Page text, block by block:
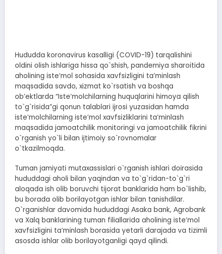
Hududda koronavirus kasalligi (COVID-19) tarqalishini
oldini olish ishlariga hissa qo`shish, pandemiya sharoitida
aholining iste’mol sohasida xavfsizligini ta’minlash
maqsadida savdo, xizmat ko`rsatish va boshqa
ob’ektlarda “Iste’molchilarning huquqlarini himoya qilish
to`g`risida”gi qonun talablari ijrosi yuzasidan hamda
iste’molchilarning iste’mol xavfsizliklarini ta’minlash
maqsadida jamoatchilik monitoringi va jamoatchilik fikrini
o`rganish yo`li bilan ijtimoiy so`rovnomalar
o`tkazilmoqda.
Tuman jamiyati mutaxassislari o`rganish ishlari doirasida
hududdagi aholi bilan yaqindan va to`g`ridan-to`g`ri
aloqada ish olib boruvchi tijorat banklarida ham bo`lishib,
bu borada olib borilayotgan ishlar bilan tanishdilar.
O`rganishlar davomida hududdagi Аsaka bank, Аgrobank
va Xalq banklarining tuman filiallarida aholining isteʼmol
xavfsizligini taʼminlash borasida yetarli darajada va tizimli
asosda ishlar olib borilayotganligi qayd qilindi.